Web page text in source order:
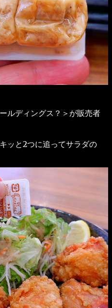
ルディングス？＞が販売者
ッと2つに追ってサラダの